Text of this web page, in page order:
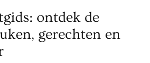
ontdek de
gerechten en